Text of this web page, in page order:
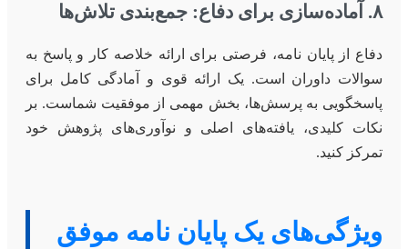
۸. آماده‌سازی برای دفاع: جمع‌بندی تلاش‌ها
دفاع از پایان نامه، فرصتی برای ارائه خلاصه کار و پاسخ به
سوالات داوران است. یک ارائه قوی و آمادگی کامل برای
پاسخگویی به پرسش‌ها، بخش مهمی از موفقیت شماست. بر
نکات کلیدی، یافته‌های اصلی و نوآوری‌های پژوهش خود
تمرکز کنید.
ویژگی‌های یک پایان نامه موفق